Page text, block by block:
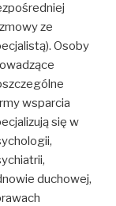
ze
Osoby
wsparcia
się w
duchowej,